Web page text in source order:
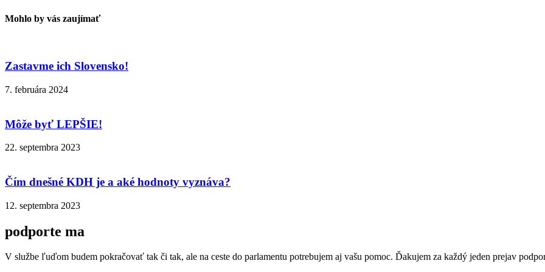
Mohlo by vás zaujímať
Zastavme ich Slovensko!
7. februára 2024
Môže byť LEPŠIE!
22. septembra 2023
Čím dnešné KDH je a aké hodnoty vyznáva?
12. septembra 2023
podporte ma
V službe ľuďom budem pokračovať tak či tak, ale na ceste do parlamentu potrebujem aj vašu pomoc. Ďakujem za každý jeden prejav